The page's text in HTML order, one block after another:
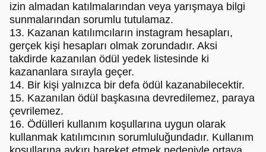
izin almadan katılmalarından veya yarışmaya bilgi
sunmalarından sorumlu tutulamaz.
13. Kazanan katılımcıların instagram hesapları,
gerçek kişi hesapları olmak zorundadır. Aksi
takdirde kazanılan ödül yedek listesinde ki
kazananlara sırayla geçer.
14. Bir kişi yalnızca bir defa ödül kazanabilecektir.
15. Kazanılan ödül başkasına devredilemez, paraya
çevrilemez.
16. Ödülleri kullanım koşullarına uygun olarak
kullanmak katılımcının sorumluluğundadır. Kullanım